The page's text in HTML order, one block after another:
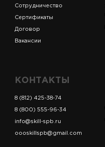
Сотрудничество
Сертификаты
Договор
Вакансии
КОНТАКТЫ
8 (812) 425-38-74
8 (800) 555-96-34
info@skill-spb.ru
oooskillspb@gmail.com